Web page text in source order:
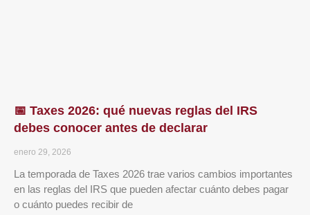
📅 Taxes 2026: qué nuevas reglas del IRS
debes conocer antes de declarar
enero 29, 2026
La temporada de Taxes 2026 trae varios cambios importantes
en las reglas del IRS que pueden afectar cuánto debes pagar
o cuánto puedes recibir de